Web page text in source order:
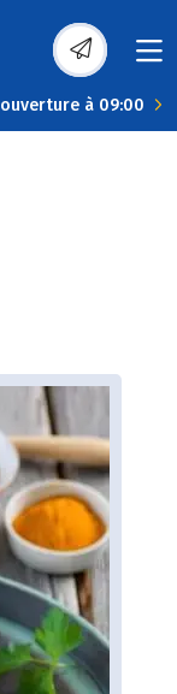
à 09:00